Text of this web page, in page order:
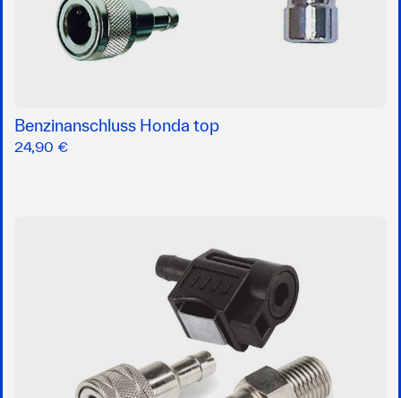
Benzinanschluss Honda top
24,90 €